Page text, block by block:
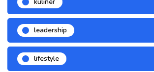
leadership
lifestyle